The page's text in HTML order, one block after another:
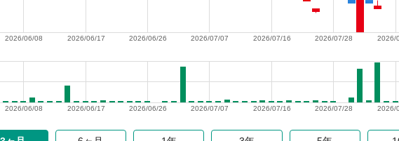
2026/
2026/07/28
2026/07/16
2026/07/07
2026/06/26
2026/06/17
2026/06/08
2026/
2026/07/28
2026/07/16
2026/07/07
2026/06/26
2026/06/17
2026/06/08